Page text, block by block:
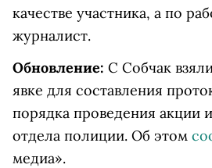
качестве участника, а по
журналист.
Обновление: С Собчак
явке для составления
порядка проведения акции
отдела полиции. Об этом
медиа».